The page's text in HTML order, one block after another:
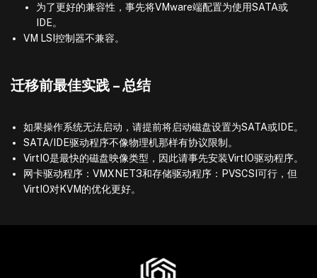
为了更好的兼容性，事先将VMware端配置为使用SATA或
IDE。
VM LSI控制器不兼容。
迁移前最佳实践 – 总结
如果操作系统无法启动，请提前将启动磁盘设置为SATA或IDE。
SATA/IDE驱动程序不像物理机那样有协议限制。
VirtIO是最快的磁盘映像类型，因此请事先安装VirtIO驱动程序。
网卡驱动程序：VMXNET3和存储驱动程序：PVSCSI可行，但
VirtIO对KVM的优化更好。